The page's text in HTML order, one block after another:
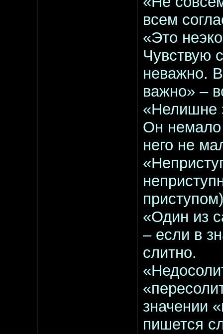
всем
«Это
Чувствую
неважно.
важно» –
«Нелишне
Он немало
него не
«Один из
– если в
слитно.
значении
пишется